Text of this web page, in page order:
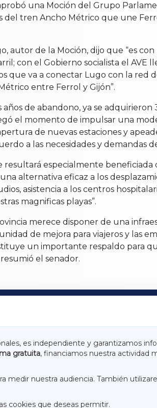
una Moción del Grupo
tren Ancho Métrico que une
autor de la Moción, dijo que “es
con el Gobierno socialista el AVE
que va a conectar Lugo con la red
entre Ferrol y Gijón”.
de abandono, ya se
el momento de impulsar una
de nuevas estaciones y
a las necesidades y demandas
resultará especialmente
alternativa eficaz a los
asistencia a los centros
magnificas playas”.
merece disponer de una
de mejora para viajeros y las
un importante respaldo para
el senador.
es independiente y garantizamos
gratuita, financiamos nuestra actividad
medir nuestra audiencia. También
cookies que deseas permitir.
LUGOXA
RIBEIRASACRAXA